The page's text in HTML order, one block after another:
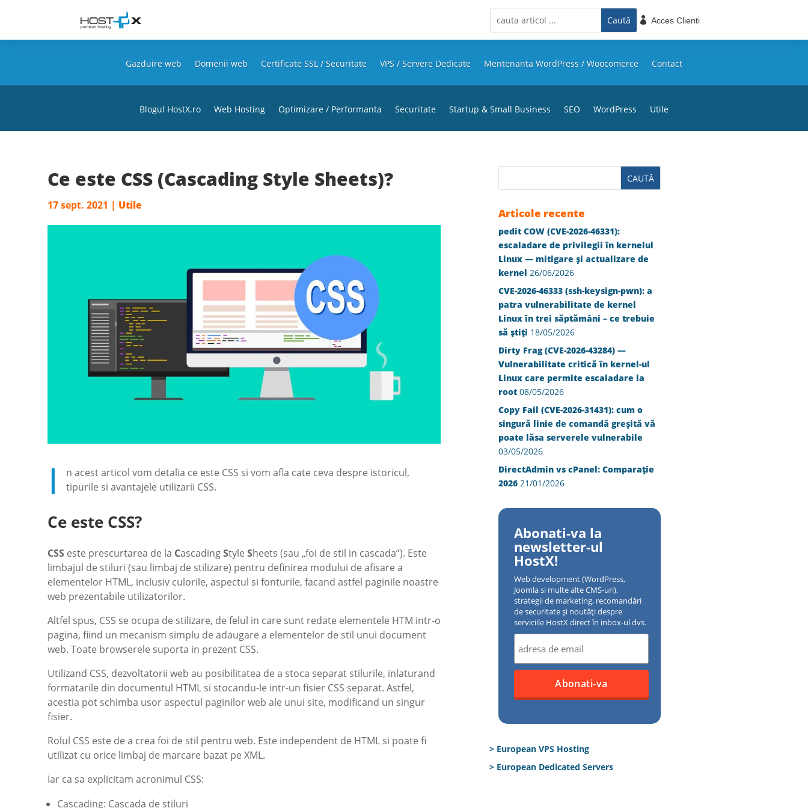
 Acces Clienti
Gazduire web Domenii web Certificate SSL / Securitate VPS / Servere Dedicate Mentenanta WordPress / Woocomerce Contact
Blogul HostX.ro Web Hosting Optimizare / Performanta Securitate Startup & Small Business SEO WordPress Utile
Ce este CSS (Cascading Style Sheets)?
17 sept. 2021 | Utile
I
n acest articol vom detalia ce este CSS si vom afla cate ceva despre istoricul,
tipurile si avantajele utilizarii CSS.
Ce este CSS?
CSSeste prescurtarea de la CascadingStyle Sheets (sau „foi de stil in cascada”). Este
limbajul de stiluri (sau limbaj de stilizare) pentru definirea modului de afisare a
elementelor HTML, inclusiv culorile, aspectul si fonturile, facand astfel paginile noastre
web prezentabile utilizatorilor.
Altfel spus, CSS se ocupa de stilizare, de felul in care sunt redate elementele HTM intr-o
pagina, fiind un mecanism simplu de adaugare a elementelor de stil unui document
web. Toate browserele suporta in prezent CSS.
Utilizand CSS, dezvoltatorii web au posibilitatea de a stoca separat stilurile, inlaturand
formatarile din documentul HTML si stocandu-le intr-un fisier CSS separat. Astfel,
acestia pot schimba usor aspectul paginilor web ale unui site, modificand un singur
fisier.
Rolul CSS este de a crea foi de stil pentru web. Este independent de HTML si poate fi
utilizat cu orice limbaj de marcare bazat pe XML.
Iar ca sa explicitam acronimul CSS:
Cascading: Cascada de stiluri
Articole recente
pedit COW (CVE-2026-46331):
escaladare de privilegii în kernelul
Linux — mitigare și actualizare de
kernel 26/06/2026
CVE-2026-46333 (ssh-keysign-pwn): a
patra vulnerabilitate de kernel
Linux în trei săptămâni – ce trebuie
să știți 18/05/2026
Dirty Frag (CVE-2026-43284) —
Vulnerabilitate critică în kernel-ul
Linux care permite escaladare la
root 08/05/2026
Copy Fail (CVE-2026-31431): cum o
singură linie de comandă greșită vă
poate lăsa serverele vulnerabile
03/05/2026
DirectAdmin vs cPanel: Comparație
2026 21/01/2026
Abonati-va la
newsletter-ul
HostX!
Web development (WordPress,
Joomla si multe alte CMS-uri),
strategii de marketing, recomandări
de securitate și noutăți despre
serviciile HostX direct în inbox-ul dvs.
> European VPS Hosting
> European Dedicated Servers